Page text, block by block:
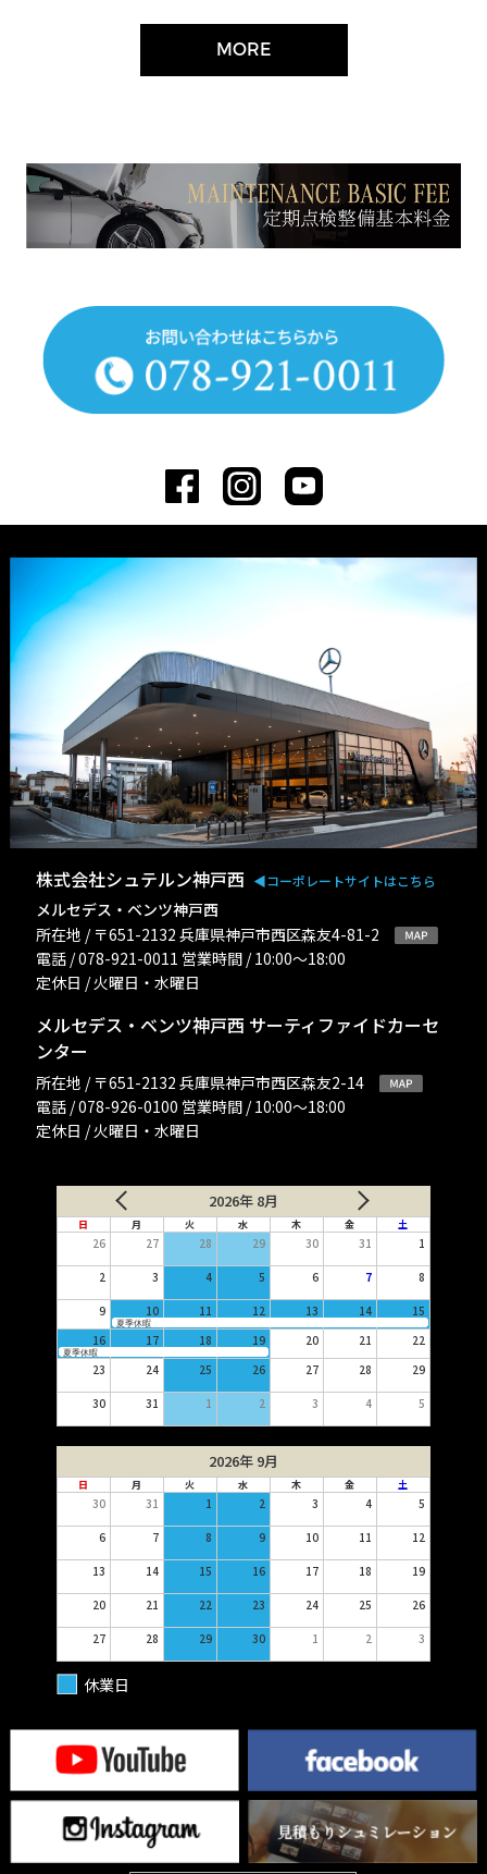
MORE
株式会社シュテルン神戸西 ◀︎コーポレートサイトはこちら
メルセデス・ベンツ神戸西
所在地 / 〒651-2132 兵庫県神戸市西区森友4-81-2
電話 / 078-921-0011 営業時間 / 10:00〜18:00
定休日 / 火曜日・水曜日
メルセデス・ベンツ神戸西 サーティファイドカーセ
ンター
所在地 / 〒651-2132 兵庫県神戸市西区森友2-14
電話 / 078-926-0100 営業時間 / 10:00〜18:00
定休日 / 火曜日・水曜日
2026年 8月
日 月 火 水 木 金 土
26 27 28 29 30 31 1
2 3 4 5 6 7 8
9 10 11 12 13 14 15
夏季休暇
16 17 18 19 20 21 22
夏季休暇
23 24 25 26 27 28 29
30 31 1 2 3 4 5
2026年 9月
日 月 火 水 木 金 土
30 31 1 2 3 4 5
6 7 8 9 10 11 12
13 14 15 16 17 18 19
20 21 22 23 24 25 26
27 28 29 30 1 2 3
休業日